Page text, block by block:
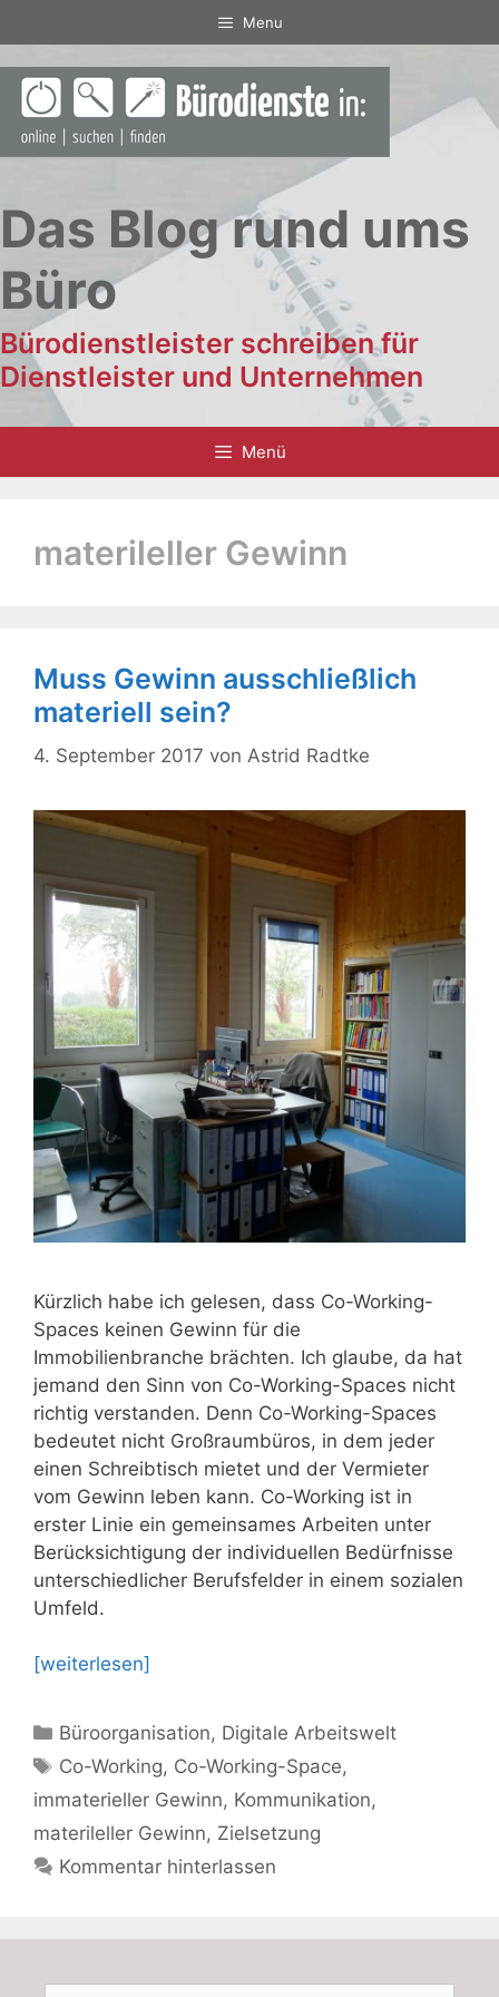
Inhalt
springen
Menu
Das Blog rund ums
Büro
Bürodienstleister schreiben für
Dienstleister und Unternehmen
Menü
materileller Gewinn
Muss Gewinn ausschließlich
materiell sein?
4. September 2017 von Astrid Radtke
Kürzlich habe ich gelesen, dass Co-Working-
Spaces keinen Gewinn für die
Immobilienbranche brächten. Ich glaube, da hat
jemand den Sinn von Co-Working-Spaces nicht
richtig verstanden. Denn Co-Working-Spaces
bedeutet nicht Großraumbüros, in dem jeder
einen Schreibtisch mietet und der Vermieter
vom Gewinn leben kann. Co-Working ist in
erster Linie ein gemeinsames Arbeiten unter
Berücksichtigung der individuellen Bedürfnisse
unterschiedlicher Berufsfelder in einem sozialen
Umfeld.
[weiterlesen]
Kategorien
Büroorganisation, Digitale Arbeitswelt
Schlagwörter
Co-Working, Co-Working-Space,
immaterieller Gewinn, Kommunikation,
materileller Gewinn, Zielsetzung
Kommentar hinterlassen